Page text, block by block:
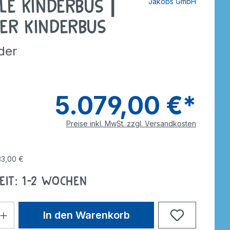
Dreiräder
Wagen
Roller
Roller
Anhänger
Gokarts
Kinderbus |
Kinderbus
5.079,00 €*
Preise inkl. MwSt. zzgl. Versandkosten
€
1-2 Wochen
In den Warenkorb